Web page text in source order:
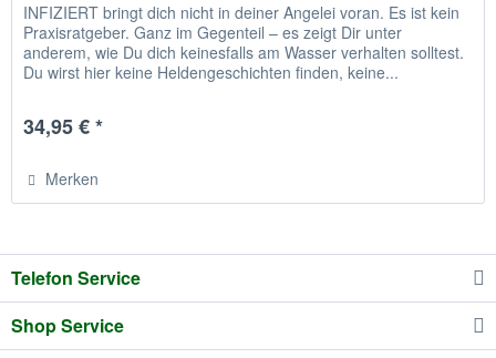
INFIZIERT bringt dich nicht in deiner Angelei voran. Es ist kein
Praxisratgeber. Ganz im Gegenteil – es zeigt Dir unter
anderem, wie Du dich keinesfalls am Wasser verhalten solltest.
Du wirst hier keine Heldengeschichten finden, keine...
34,95 € *
Merken
Telefon Service
Shop Service